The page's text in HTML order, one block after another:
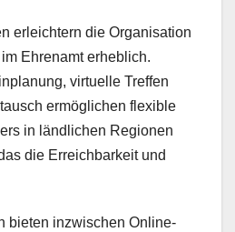
erleichtern die Organisation
Ehrenamt erheblich.
virtuelle Treffen
ermöglichen flexible
in ländlichen Regionen
die Erreichbarkeit und
bieten inzwischen Online-